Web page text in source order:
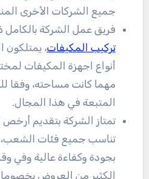
جميع الشركات الأخرى
فريق عمل الشركة بالكامل
تركيب المكيفات، يمتلكون
أنواع اجهزة المكيفات
مهما كانت مساحته، وفقا
المتبعة في هذا المجال.
تمتاز الشركة بتقديم أرخص
تناسب جميع فئات الشعب،
بجودة وكفاءة عالية وفي
الكثير من العروض